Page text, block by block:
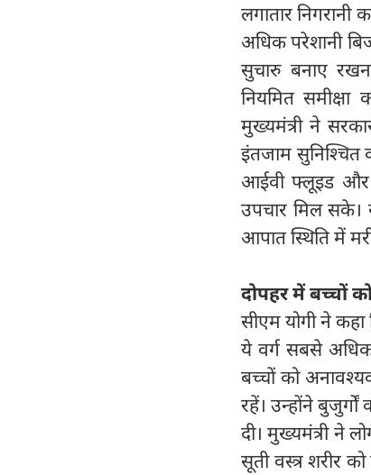
लगातार
अधिक परेशानी
सुचारु बनाए
नियमित
मुख्यमंत्री ने
इंतजाम सुनिश्चित
आईवी फ्लूइड और
उपचार मिल सके।
आपात स्थिति में
दोपहर में बच्चों
सीएम योगी ने कहा
ये वर्ग सबसे
बच्चों को
रहें। उन्होंने
दी। मुख्यमंत्री ने
सूती वस्त्र शरीर